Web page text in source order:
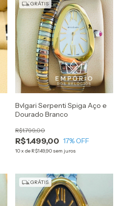
GRÁTIS
Bvlgari Serpenti Spiga Aço e
Dourado Branco
R$1.499,00
R$1.799,00
17% OFF
10x de R$149,90 sem juros
GRÁTIS